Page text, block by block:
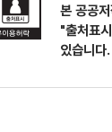
본 공공
"출처표
있습니다.